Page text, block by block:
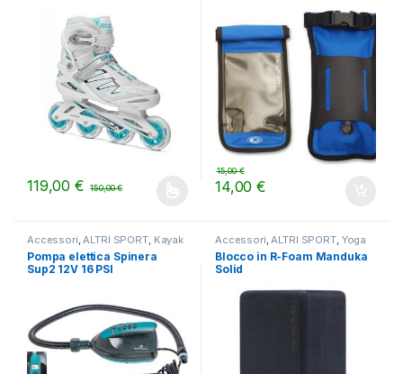
119,00€ 150,00€
Questo prodotto ha più varianti. Le opzioni possono essere
14,00€
15,00€
Accessori,ALTRI SPORT, Kayak
da mare
Pompa elettica Spinera
Sup2 12V 16 PSI
Accessori,ALTRI SPORT, Yoga
Blocco in R-Foam Manduka
Solid